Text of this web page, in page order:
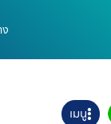
เมนู